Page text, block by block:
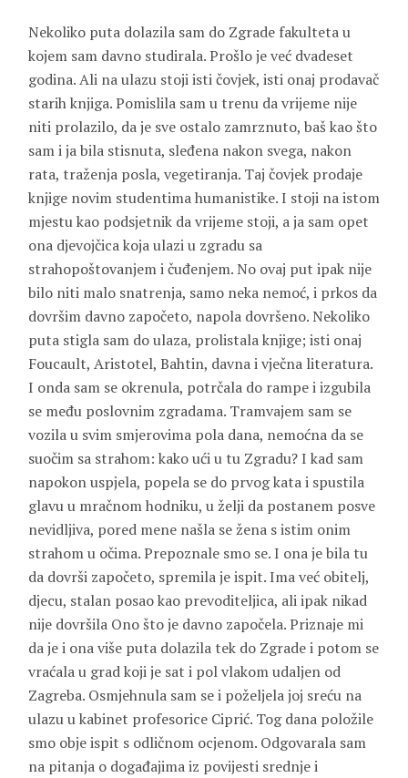
Nekoliko puta dolazila sam do Zgrade fakulteta u
kojem sam davno studirala. Prošlo je već dvadeset
godina. Ali na ulazu stoji isti čovjek, isti onaj prodavač
starih knjiga. Pomislila sam u trenu da vrijeme nije
niti prolazilo, da je sve ostalo zamrznuto, baš kao što
sam i ja bila stisnuta, sleđena nakon svega, nakon
rata, traženja posla, vegetiranja. Taj čovjek prodaje
knjige novim studentima humanistike. I stoji na istom
mjestu kao podsjetnik da vrijeme stoji, a ja sam opet
ona djevojčica koja ulazi u zgradu sa
strahopoštovanjem i čuđenjem. No ovaj put ipak nije
bilo niti malo snatrenja, samo neka nemoć, i prkos da
dovršim davno započeto, napola dovršeno. Nekoliko
puta stigla sam do ulaza, prolistala knjige; isti onaj
Foucault, Aristotel, Bahtin, davna i vječna literatura.
I onda sam se okrenula, potrčala do rampe i izgubila
se među poslovnim zgradama. Tramvajem sam se
vozila u svim smjerovima pola dana, nemoćna da se
suočim sa strahom: kako ući u tu Zgradu? I kad sam
napokon uspjela, popela se do prvog kata i spustila
glavu u mračnom hodniku, u želji da postanem posve
nevidljiva, pored mene našla se žena s istim onim
strahom u očima. Prepoznale smo se. I ona je bila tu
da dovrši započeto, spremila je ispit. Ima već obitelj,
djecu, stalan posao kao prevoditeljica, ali ipak nikad
nije dovršila Ono što je davno započela. Priznaje mi
da je i ona više puta dolazila tek do Zgrade i potom se
vraćala u grad koji je sat i pol vlakom udaljen od
Zagreba. Osmjehnula sam se i poželjela joj sreću na
ulazu u kabinet profesorice Ciprić. Tog dana položile
smo obje ispit s odličnom ocjenom. Odgovarala sam
na pitanja o događajima iz povijesti srednje i